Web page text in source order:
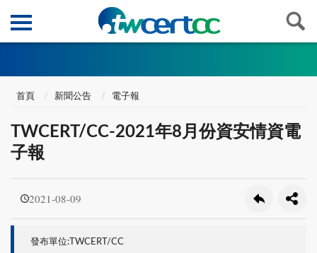
首頁 新聞公告 電子報
TWCERT/CC-2021年8月份資安情資電
子報
2021-08-09
發布單位:TWCERT/CC